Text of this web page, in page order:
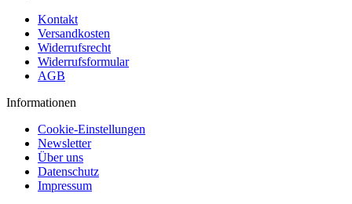
Kontakt
Versandkosten
Widerrufsrecht
Widerrufsformular
AGB
Informationen
Cookie-Einstellungen
Newsletter
Über uns
Datenschutz
Impressum